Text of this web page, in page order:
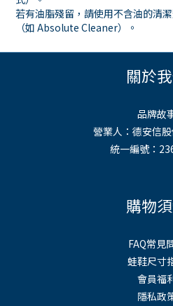
若有油脂殘留，請使用不含油的清
（如 Absolute Cleaner）。
關於
品牌故
營業人：德安信
統一編號：
購物
FAQ常見
蛙鞋尺寸
會員福
隱私政